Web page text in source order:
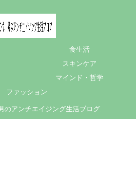
食生活
スキンケア
マインド・哲学
ファッション
のアンチエイジング生活ブログ.